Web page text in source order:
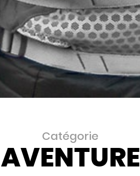
Catégorie
AVENTURE